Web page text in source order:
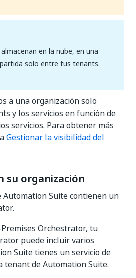
en la nube, en una
solo entre tus tenants.
a una organización solo
y los servicios en función de
servicios. Para obtener más
Gestionar la visibilidad del
su organización
Automation Suite contienen un
Orchestrator, tu
puede incluir varios
Suite tienes un servicio de
tenant de Automation Suite.